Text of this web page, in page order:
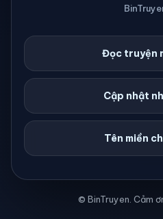
Đọc truyện
Cập nhật
Tên miền
© BinTruyen. Cảm